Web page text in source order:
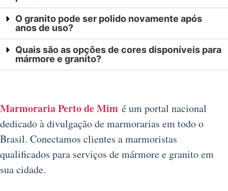
O granito pode ser polido novamente após
anos de uso?
Quais são as opções de cores disponíveis para
mármore e granito?
Marmoraria Perto de Mim é um portal nacional
dedicado à divulgação de marmorarias em todo o
Brasil. Conectamos clientes a marmoristas
qualificados para serviços de mármore e granito em
sua cidade.